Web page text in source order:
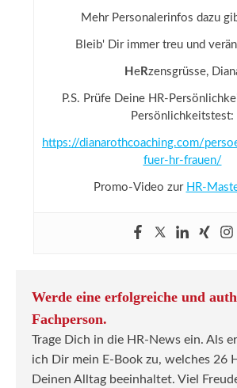
Mehr Personalerinfos dazu
Bleib' Dir immer treu und
H eRzensgrüsse,
P.S. Prüfe Deine HR-
Persönlichkeitstest:
https://dianarothcoaching.com/
fuer-hr-frauen/
Promo-Video zur HR-
Werde eine erfolgreiche und
Fachperson.
Trage Dich in die HR-News ein. Als
ich Dir mein E-Book zu, welches 26
Deinen Alltag beeinhaltet. Viel